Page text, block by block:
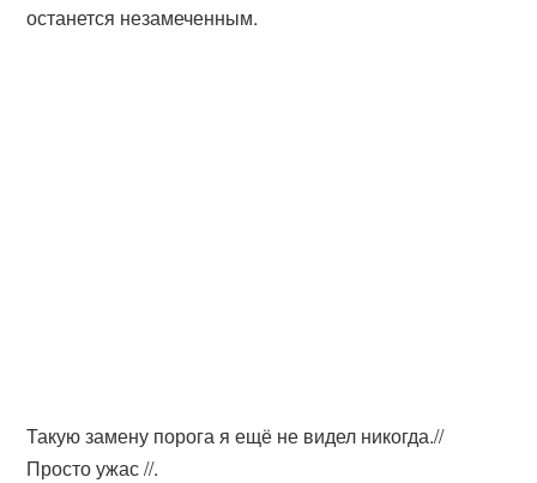
останется незамеченным.
Такую замену порога я ещё не видел никогда.//
Просто ужас //.